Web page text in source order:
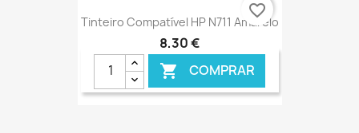
Tinteiro Compatível HP N711 Amarelo
8,30 €
 COMPRAR
favorite_border